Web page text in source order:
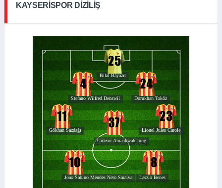
KAYSERISPOR DIZILIŞ